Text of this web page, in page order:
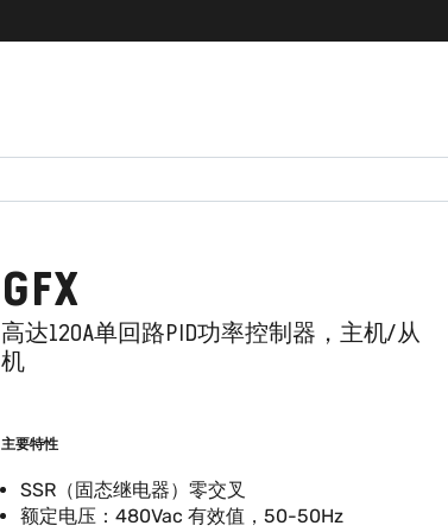
GFX
高达120A单回路PID功率控制器，主机/从
机
主要特性
SSR（固态继电器）零交叉
额定电压：480Vac 有效值，50-50Hz